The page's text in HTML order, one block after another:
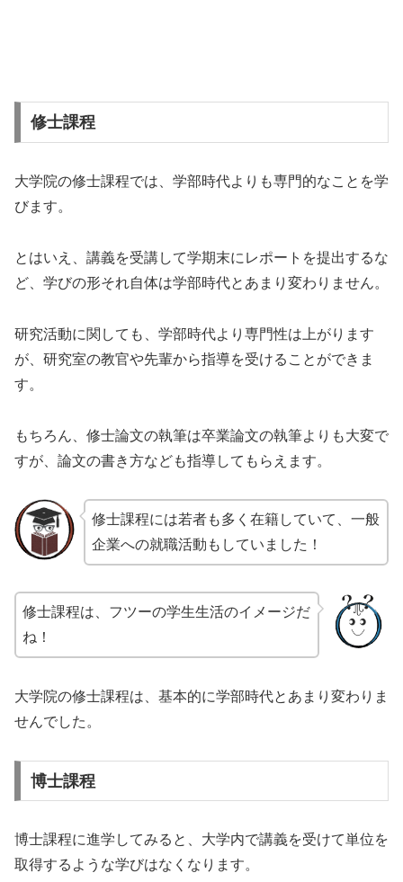
修士課程
大学院の修士課程では、学部時代よりも専門的なことを学
びます。
とはいえ、講義を受講して学期末にレポートを提出するな
ど、学びの形それ自体は学部時代とあまり変わりません。
研究活動に関しても、学部時代より専門性は上がります
が、研究室の教官や先輩から指導を受けることができま
す。
もちろん、修士論文の執筆は卒業論文の執筆よりも大変で
すが、論文の書き方なども指導してもらえます。
修士課程には若者も多く在籍していて、一般
企業への就職活動もしていました！
修士課程は、フツーの学生生活のイメージだ
ね！
大学院の修士課程は、基本的に学部時代とあまり変わりま
せんでした。
博士課程
博士課程に進学してみると、大学内で講義を受けて単位を
取得するような学びはなくなります。